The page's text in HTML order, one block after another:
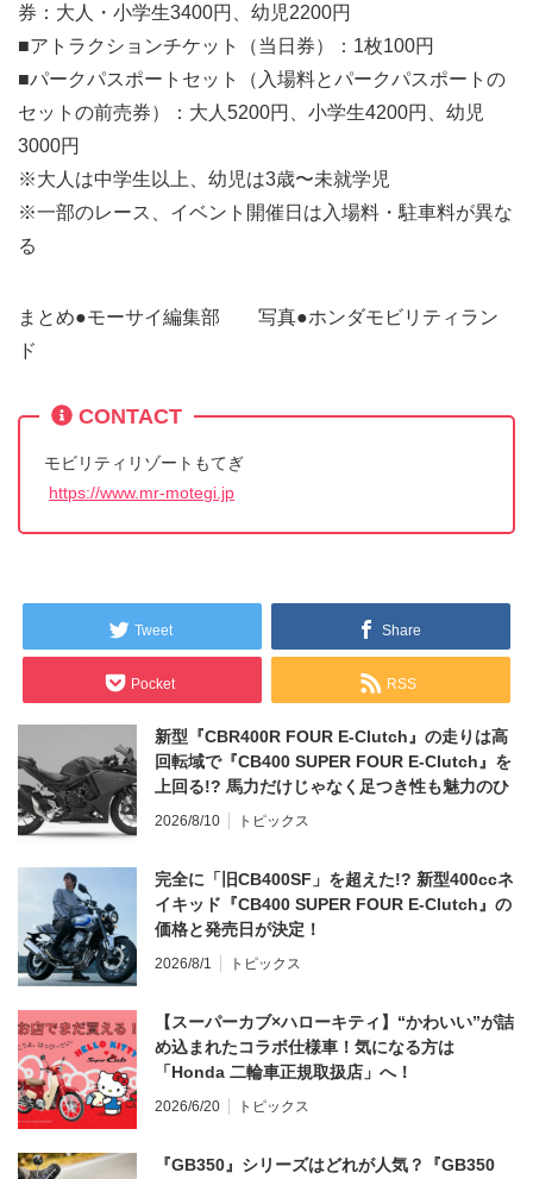
券：大人・小学生3400円、幼児2200円
■アトラクションチケット（当日券）：1枚100円
■パークパスポートセット（入場料とパークパスポートの
セットの前売券）：大人5200円、小学生4200円、幼児
3000円
※大人は中学生以上、幼児は3歳〜未就学児
※一部のレース、イベント開催日は入場料・駐車料が異な
る
まとめ●モーサイ編集部 写真●ホンダモビリティラン
ド
CONTACT
モビリティリゾートもてぎ
https://www.mr-motegi.jp
Tweet Share
Pocket RSS
新型『CBR400R FOUR E-Clutch』の走りは高
回転域で『CB400 SUPER FOUR E-Clutch』を
上回る!? 馬力だけじゃなく足つき性も魅力のひ
とつ！
2026/8/10 トピックス
完全に「旧CB400SF」を超えた!? 新型400ccネ
イキッド『CB400 SUPER FOUR E-Clutch』の
価格と発売日が決定！
2026/8/1 トピックス
【スーパーカブ×ハローキティ】“かわいい”が詰
め込まれたコラボ仕様車！気になる方は
「Honda 二輪車正規取扱店」へ！
2026/6/20 トピックス
『GB350』シリーズはどれが人気？『GB350